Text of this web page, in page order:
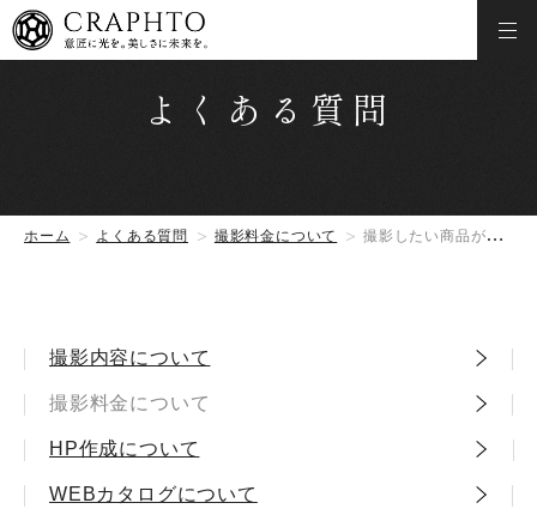
よくある質問
ホーム よくある質問 撮影料金について 撮影したい商品が100点ほどあるのですが撮影時間と料金はいくらになりますか。
撮影内容について
撮影料金について
HP作成について
WEBカタログについて